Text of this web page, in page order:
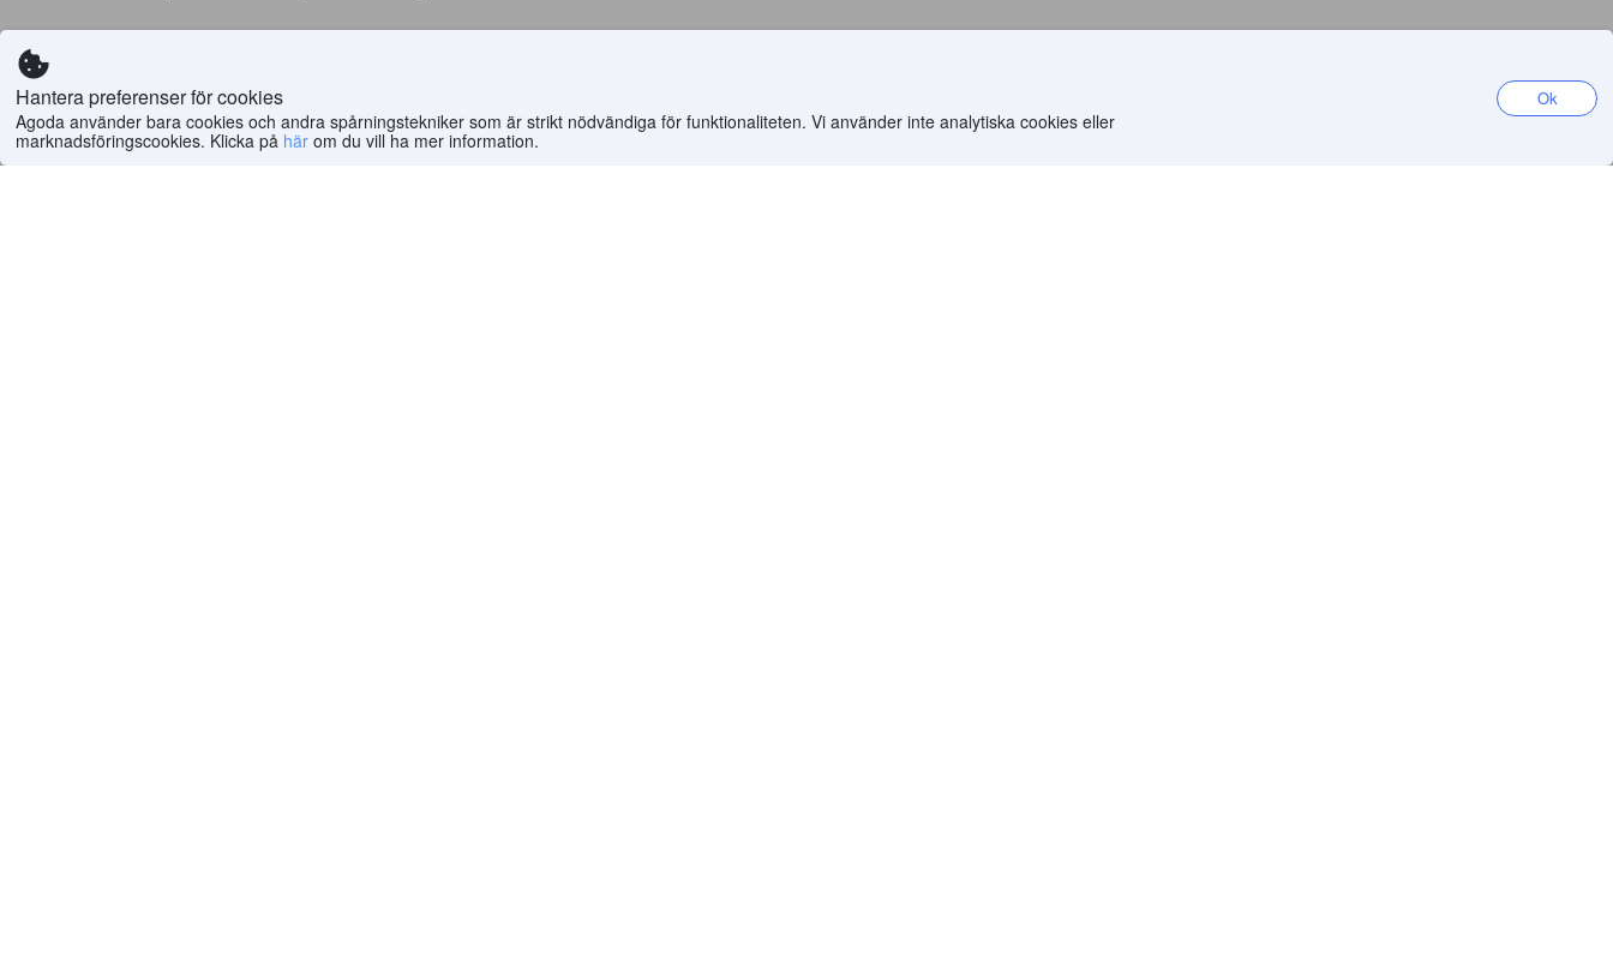
Hantera preferenser för cookies
Agoda använder bara cookies och andra spårningstekniker som är strikt nödvändiga för funktionaliteten. Vi använder inte analytiska cookies eller
marknadsföringscookies. Klicka på här om du vill ha mer information.
Ok
Maträtter att prova i Al Mohammadi, Agadir - En kulinarisk upplevelse
kryddor som tillagas i en lergryta. 2. Couscous: Couscous är en annan populär marockansk maträtt som består av små korn av durumvete som serveras med grönsaker och kött. 3. Harira:
Harira är en traditionell marockansk soppa som vanligtvis serveras som förrätt. 4. Zaalouk: Zaalouk är en marockansk aubergineröra som vanligtvis serveras som tillbehör. 5. Pastilla:
Pastilla är en traditionell marockansk maträtt som består av lager av filodeg, kyckling och mandel. Al Mohammadi är en fantastisk plats att besöka i Agadir, Marocko. Med sitt livliga nattliv,